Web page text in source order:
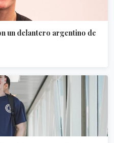
un delantero argentino de